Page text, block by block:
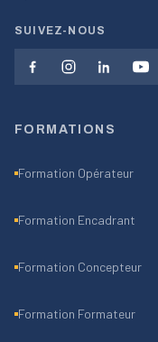
SUIVEZ-NOUS
FORMATIONS
Formation Opérateur
Formation Encadrant
Formation Concepteur
Formation Formateur